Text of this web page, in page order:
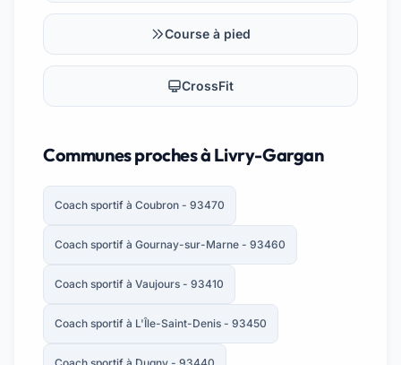
Course à pied
CrossFit
Communes proches à Livry-Gargan
Coach sportif à Coubron - 93470
Coach sportif à Gournay-sur-Marne - 93460
Coach sportif à Vaujours - 93410
Coach sportif à L'Île-Saint-Denis - 93450